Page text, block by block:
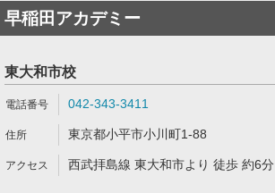
早稲田アカデミー
東大和市校
042-343-3411
東京都小平市小川町1-88
西武拝島線 東大和市より 徒歩 約6分